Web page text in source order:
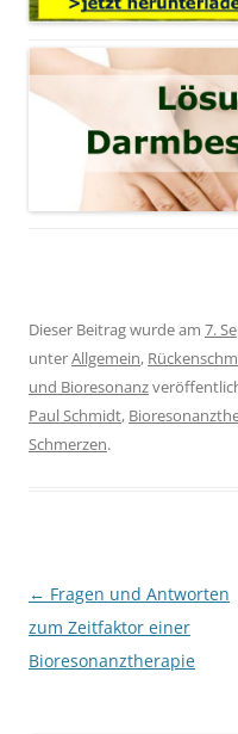
Dieser Beitrag wurde am 7.
unterAllgemein,
und Bioresonanz
Paul Schmidt,
Schmerzen.
Beitragsnavigation
← Fragen und Antworten
zum Zeitfaktor einer
Bioresonanztherapie